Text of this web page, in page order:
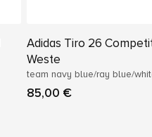
Adidas Tiro 26
Weste
team navy blue/ray blue/
85,00 €